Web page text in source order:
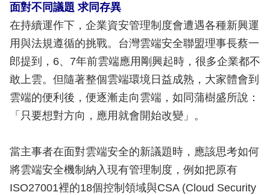
面對不同議題 求同存異
在持續運作下，企業資安管理制度會遭遇各種新興運
用與法規遵循的挑戰。台灣雲端安全聯盟理事長蔡一
郎提到，6、7年前雲端應用剛興起時，很多企業都不
敢上雲。但隨著整個雲端環境日益成熟，大家體會到
雲端的便利後，便逐漸走向雲端，如同蒲樹盛所說：
「只要想對方向，應用就會開始改變」。
當主事者在面對雲端安全的新議題時，應該思考如何
將雲端安全機制納入現有管理制度，例如把原有
ISO27001裡的18個控制領域與CSA (Cloud Security